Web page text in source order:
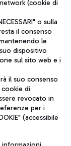
e
P.
Fiumicino (RM)
(cookie di
o sulla
il consenso
le
dispositivo
sul sito web e i
il suo consenso
di
revocato in
per i
(accessibile